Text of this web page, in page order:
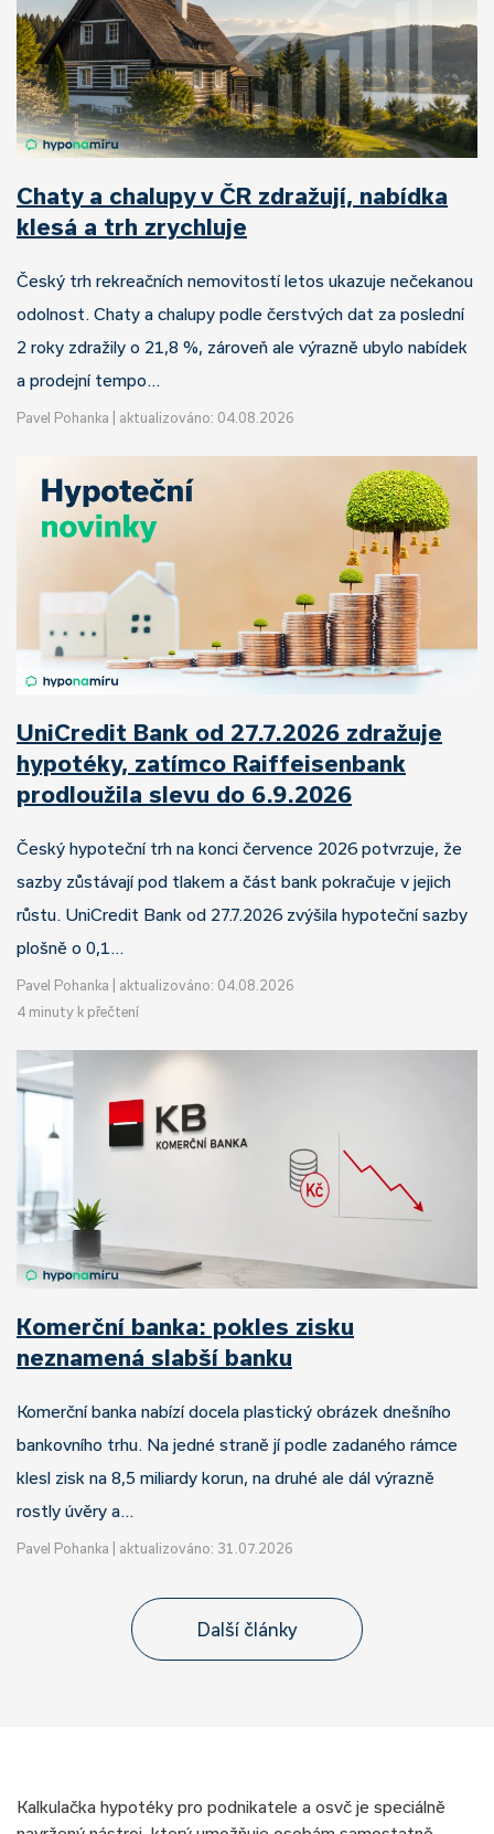
Chaty a chalupy v ČR zdražují, nabídka
klesá a trh zrychluje
Český trh rekreačních nemovitostí letos ukazuje nečekanou
odolnost. Chaty a chalupy podle čerstvých dat za poslední
2 roky zdražily o 21,8 %, zároveň ale výrazně ubylo nabídek
a prodejní tempo…
Pavel Pohanka aktualizováno: 04.08.2026
UniCredit Bank od 27.7.2026 zdražuje
hypotéky, zatímco Raiffeisenbank
prodloužila slevu do 6.9.2026
Český hypoteční trh na konci července 2026 potvrzuje, že
sazby zůstávají pod tlakem a část bank pokračuje v jejich
růstu. UniCredit Bank od 27.7.2026 zvýšila hypoteční sazby
plošně o 0,1…
Pavel Pohanka
aktualizováno: 04.08.2026
4 minuty k přečtení
Komerční banka: pokles zisku
neznamená slabší banku
Komerční banka nabízí docela plastický obrázek dnešního
bankovního trhu. Na jedné straně jí podle zadaného rámce
klesl zisk na 8,5 miliardy korun, na druhé ale dál výrazně
rostly úvěry a…
Pavel Pohanka aktualizováno: 31.07.2026
Další články
Kalkulačka hypotéky pro podnikatele a osvč je speciálně